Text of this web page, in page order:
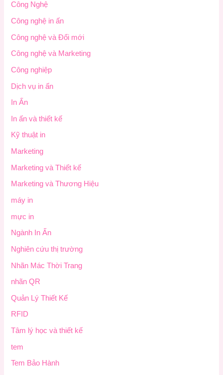
Công Nghệ
Công nghệ in ấn
Công nghệ và Đổi mới
Công nghệ và Marketing
Công nghiệp
Dịch vụ in ấn
In Ấn
In ấn và thiết kế
Kỹ thuật in
Marketing
Marketing và Thiết kế
Marketing và Thương Hiệu
máy in
mực in
Ngành In Ấn
Nghiên cứu thị trường
Nhãn Mác Thời Trang
nhãn QR
Quản Lý Thiết Kế
RFID
Tâm lý học và thiết kế
tem
Tem Bảo Hành